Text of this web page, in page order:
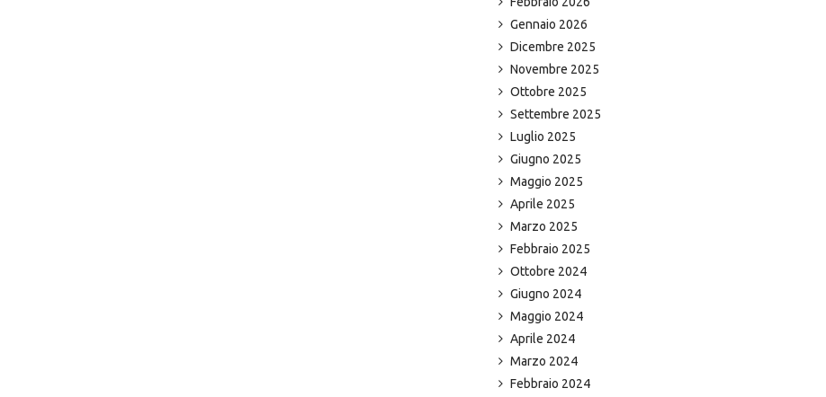
Gennaio 2026
Dicembre 2025
Novembre 2025
Ottobre 2025
Settembre 2025
Luglio 2025
Giugno 2025
Maggio 2025
Aprile 2025
Marzo 2025
Febbraio 2025
Ottobre 2024
Giugno 2024
Maggio 2024
Aprile 2024
Marzo 2024
Febbraio 2024